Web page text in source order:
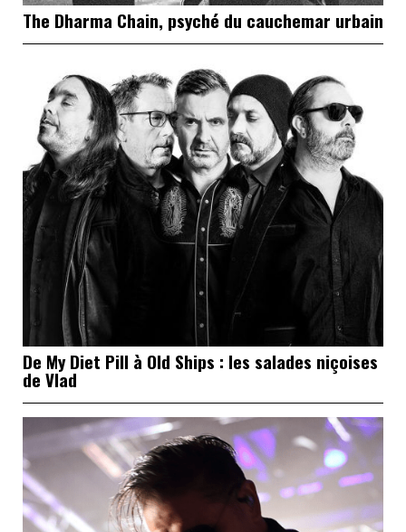
The Dharma Chain, psyché du cauchemar urbain
De My Diet Pill à Old Ships : les salades niçoises
de Vlad